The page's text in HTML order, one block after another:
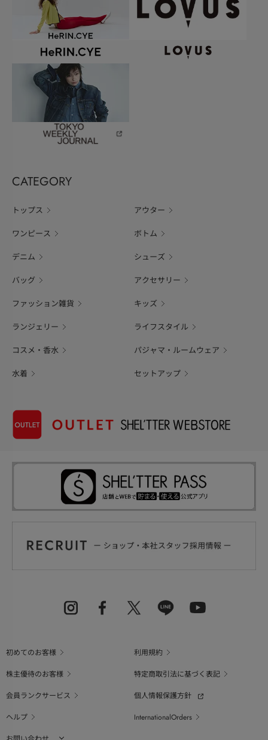
CATEGORY
トップス アウター
ワンピース ボトム
デニム シューズ
バッグ アクセサリー
ファッション雑貨 キッズ
ランジェリー ライフスタイル
コスメ・香水 パジャマ・ルームウェア
水着 セットアップ
初めてのお客様
利用規約
株主優待のお客様
特定商取引法に基づく表記
会員ランクサービス
個人情報保護方針
ヘルプ
InternationalOrders